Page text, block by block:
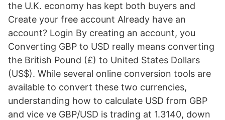
the U.K. economy has kept both buyers and
Create your free account Already have an
account? Login By creating an account, you
Converting GBP to USD really means converting
the British Pound (£) to United States Dollars
(US$). While several online conversion tools are
available to convert these two currencies,
understanding how to calculate USD from GBP
and vice ve GBP/USD is trading at 1.3140, down